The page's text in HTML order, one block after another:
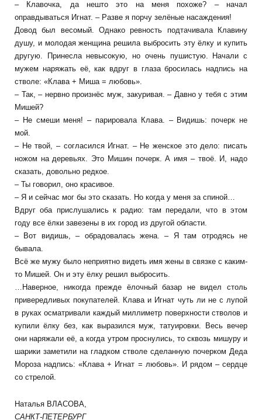
– Клавочка, да нешто это на меня похоже? – начал
оправдываться Игнат. – Разве я порчу зелёные насаждения!
Довод был весомый. Однако ревность подтачивала Клавину
душу, и молодая женщина решила выбросить эту ёлку и купить
другую. Принесла невысокую, но очень пушистую. Начали с
мужем наряжать её, как вдруг в глаза бросилась надпись на
стволе: «Клава + Миша = любовь».
– Так, – нервно произнёс муж, закуривая. – Давно у тебя с этим
Мишей?
– Не смеши меня! – парировала Клава. – Видишь: почерк не
мой.
– Не твой, – согласился Игнат. – Не женское это дело: писать
ножом на деревьях. Это Мишин почерк. А имя – твоё. И, надо
сказать, довольно редкое.
– Ты говорил, оно красивое.
– Я и сейчас мог бы это сказать. Но когда у меня за спиной…
Вдруг оба прислушались к радио: там передали, что в этом
году все ёлки завезены в их город из другой области.
– Вот видишь, – обрадовалась жена. – Я там отродясь не
бывала.
Всё же мужу было неприятно видеть имя жены в связке с каким-
то Мишей. Он и эту ёлку решил выбросить.
…Наверное, никогда прежде ёлочный базар не видел столь
привередливых покупателей. Клава и Игнат чуть ли не с лупой
в руках осматривали каждый миллиметр поверхности стволов и
купили ёлку без, как выразился муж, татуировки. Весь вечер
они наряжали её, а когда утром проснулись, то сквозь мишуру и
шарики заметили на гладком стволе сделанную почерком Деда
Мороза надпись: «Клава + Игнат = любовь». И рядом – сердце
со стрелой.
Наталья ВЛАСОВА,
САНКТ-ПЕТЕРБУРГ